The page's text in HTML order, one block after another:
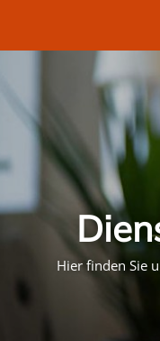
Hier finden Sie